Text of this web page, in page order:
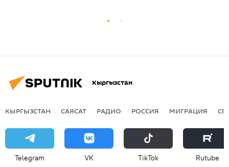
Кыргызстан
КЫРГЫЗСТАН САЯСАТ РАДИО РОССИЯ МИГРАЦИЯ
Telegram VK ТikТоk Rutube